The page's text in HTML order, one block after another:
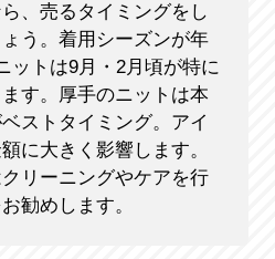
、売るタイミングをし
う。着用シーズンが年
ットは9月・2月頃が特に
す。厚手のニットは本
ストタイミング。アイ
に大きく影響します。
リーニングやケアを行
勧めします。